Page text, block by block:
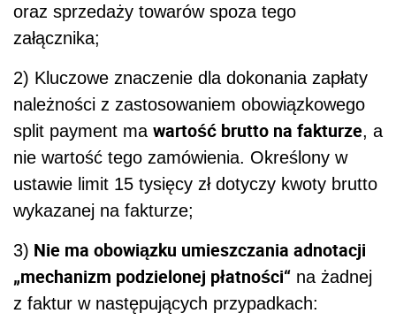
oraz sprzedaży towarów spoza tego
załącznika;
2) Kluczowe znaczenie dla dokonania zapłaty
należności z zastosowaniem obowiązkowego
split payment ma wartość brutto na fakturze, a
nie wartość tego zamówienia. Określony w
ustawie limit 15 tysięcy zł dotyczy kwoty brutto
wykazanej na fakturze;
3) Nie ma obowiązku umieszczania adnotacji
„mechanizm podzielonej płatności“ na żadnej
z faktur w następujących przypadkach: